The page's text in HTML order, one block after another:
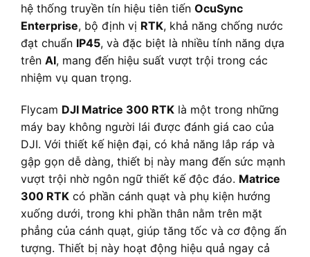
hệ thống truyền tín hiệu tiên tiến OcuSync
Enterprise, bộ định vị RTK, khả năng chống nước
đạt chuẩn IP45, và đặc biệt là nhiều tính năng dựa
trên AI, mang đến hiệu suất vượt trội trong các
nhiệm vụ quan trọng.
Flycam DJI Matrice 300 RTK là một trong những
máy bay không người lái được đánh giá cao của
DJI. Với thiết kế hiện đại, có khả năng lắp ráp và
gập gọn dễ dàng, thiết bị này mang đến sức mạnh
vượt trội nhờ ngôn ngữ thiết kế độc đáo. Matrice
300 RTK có phần cánh quạt và phụ kiện hướng
xuống dưới, trong khi phần thân nằm trên mặt
phẳng của cánh quạt, giúp tăng tốc và cơ động ấn
tượng. Thiết bị này hoạt động hiệu quả ngay cả